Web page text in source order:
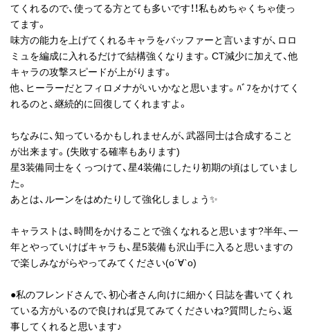
てくれるので、使ってる方とても多いです！！私もめちゃくちゃ使っ
てます。
味方の能力を上げてくれるキャラをバッファーと言いますが、ロロ
ミュを編成に入れるだけで結構強くなります。CT減少に加えて、他
キャラの攻撃スピードが上がります。
他、ヒーラーだとフィロメナがいいかなと思います。ﾊﾞﾌをかけてく
れるのと、継続的に回復してくれますよ。
ちなみに、知っているかもしれませんが、武器同士は合成すること
が出来ます。(失敗する確率もあります)
星3装備同士をくっつけて、星4装備にしたり初期の頃はしていまし
た。
あとは、ルーンをはめたりして強化しましょう✨
キャラストは、時間をかけることで強くなれると思います?半年、一
年とやっていけばキャラも、星5装備も沢山手に入ると思いますの
で楽しみながらやってみてください(о´∀`о)
●私のフレンドさんで、初心者さん向けに細かく日誌を書いてくれ
ている方がいるので良ければ見てみてくださいね?質問したら、返
事してくれると思います♪